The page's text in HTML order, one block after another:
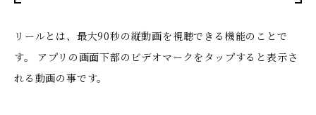
リールとは、最大90秒の縦動画を視聴できる機能のことで
す。 アプリの画面下部のビデオマークをタップすると表示さ
れる動画の事です。